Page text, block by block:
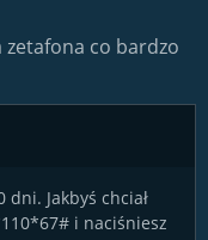
zetafona co bardzo
dni. Jakbyś chciał
i naciśniesz